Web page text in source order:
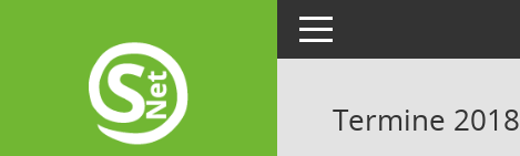
Toggle navigation
Termine 2018